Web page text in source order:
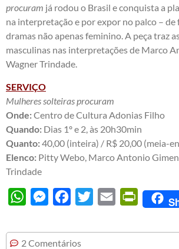
procuram já rodou o Brasil e conquista a
na interpretação e por expor no palco – de
dramas não apenas feminino. A peça traz
masculinas nas interpretações de Marco
Wagner Trindade.
SERVIÇO
Mulheres solteiras procuram
Onde:Centro de Cultura Adonias Filho
Quando: Dias 1º e 2, às 20h30min
Quanto:40,00 (inteira) / R$ 20,00 (meia-
Elenco: Pitty Webo, Marco Antonio
Trindade
WhatsAppMessengerFacebook
Twitter Email
2 Comentários